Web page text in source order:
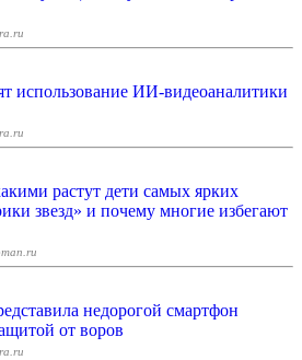
использование ИИ-видеоаналитики
растут дети самых ярких
звезд» и почему многие избегают
недорогой смартфон
от воров